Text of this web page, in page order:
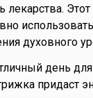
лекарства.
духовного
день
придаст